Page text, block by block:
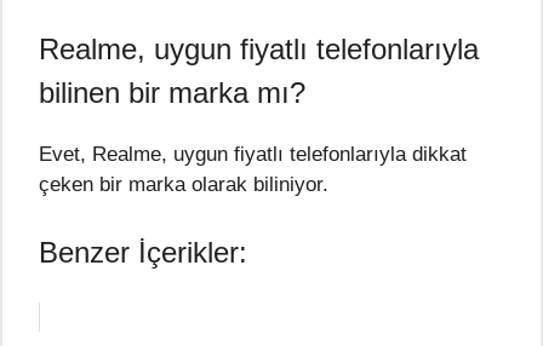
Realme, uygun fiyatlı telefonlarıyla
bilinen bir marka mı?
Evet, Realme, uygun fiyatlı telefonlarıyla dikkat
çeken bir marka olarak biliniyor.
Benzer İçerikler: